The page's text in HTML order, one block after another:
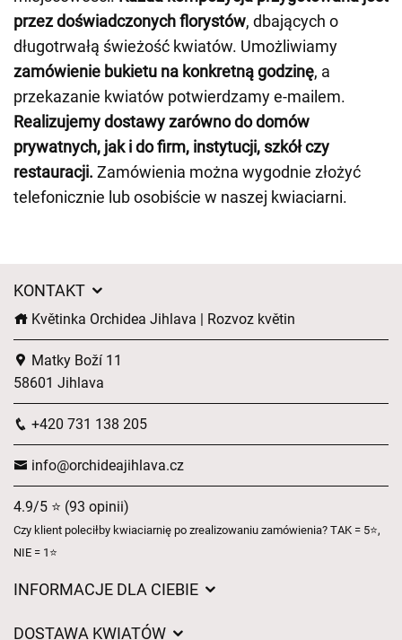
przez doświadczonych florystów, dbających o
długotrwałą świeżość kwiatów. Umożliwiamy
zamówienie bukietu na konkretną godzinę, a
przekazanie kwiatów potwierdzamy e-mailem.
Realizujemy dostawy zarówno do domów
prywatnych, jak i do firm, instytucji, szkół czy
restauracji. Zamówienia można wygodnie złożyć
telefonicznie lub osobiście w naszej kwiaciarni.
KONTAKT
Květinka Orchidea Jihlava | Rozvoz květin
Matky Boží 11
58601 Jihlava
+420 731 138 205
info@orchideajihlava.cz
4.9/5 ⭐ (93 opinii)
Czy klient poleciłby kwiaciarnię po zrealizowaniu zamówienia? TAK = 5⭐,
NIE = 1⭐
INFORMACJE DLA CIEBIE
DOSTAWA KWIATÓW